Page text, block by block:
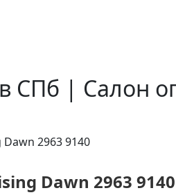
СПб | Салон
2963 9140
Dawn 2963 9140